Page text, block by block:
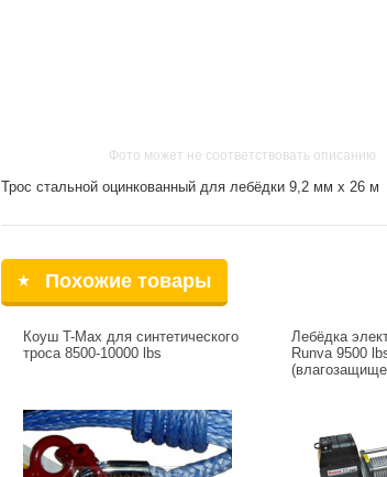
Фото может не соответствовать описанию
Трос стальной оцинкованный для лебёдки 9,2 мм x 26 м
Похожие товары
Коуш T-Max для синтетического
троса 8500-10000 lbs
Лебёдка
Runva 9500